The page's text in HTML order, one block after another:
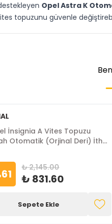
Opel Astra K
topuzunu güvenle
İnsignia A Vites Topuzu
Otomatik (Orjinal Deri) İthal
61 ₺ 2,145.00
₺ 831.60
Sepete Ekle